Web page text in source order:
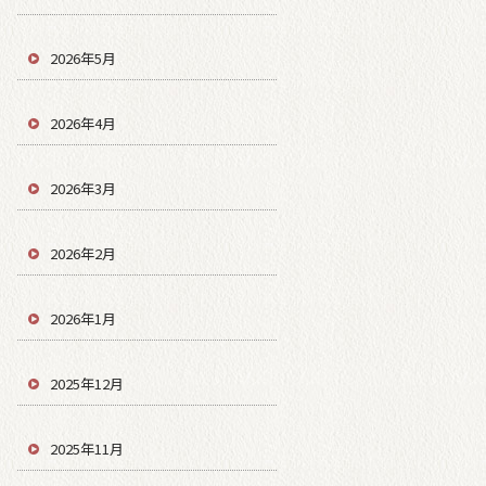
2026年5月
2026年4月
2026年3月
2026年2月
2026年1月
2025年12月
2025年11月